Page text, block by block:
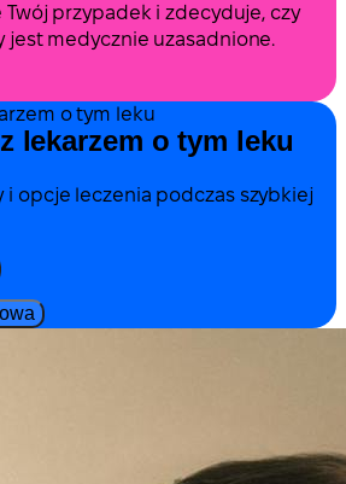
Twój przypadek i zdecyduje, czy
medycznie uzasadnione.
lekarzem o tym leku
i opcje leczenia podczas szybkiej